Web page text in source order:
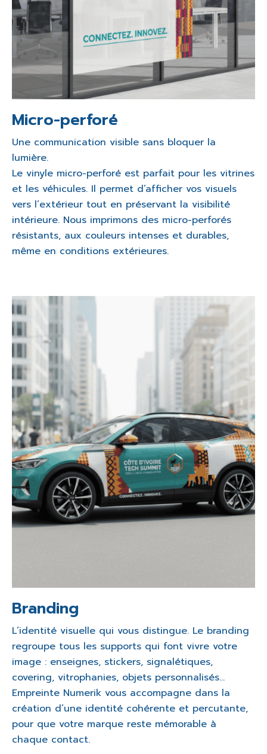
Micro-perforé
Une communication visible sans bloquer la
lumière.
Le vinyle micro-perforé est parfait pour les vitrines
et les véhicules. Il permet d’afficher vos visuels
vers l’extérieur tout en préservant la visibilité
intérieure. Nous imprimons des micro-perforés
résistants, aux couleurs intenses et durables,
même en conditions extérieures.
Branding
L’identité visuelle qui vous distingue. Le branding
regroupe tous les supports qui font vivre votre
image : enseignes, stickers, signalétiques,
covering, vitrophanies, objets personnalisés…
Empreinte Numerik vous accompagne dans la
création d’une identité cohérente et percutante,
pour que votre marque reste mémorable à
chaque contact.